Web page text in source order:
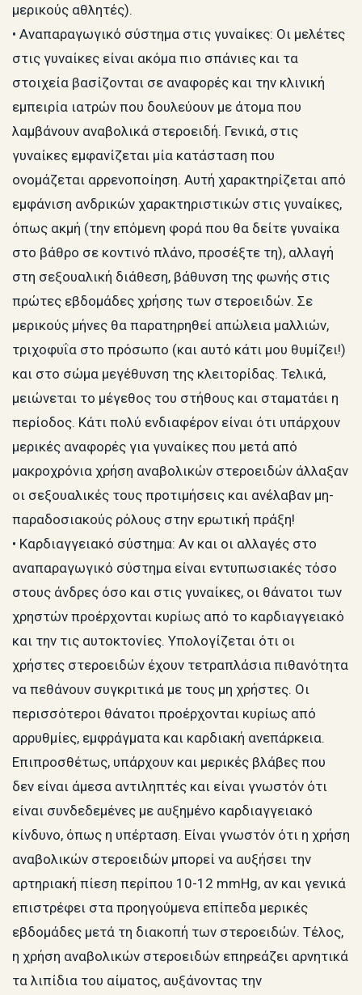
μερικούς αθλητές).
• Αναπαραγωγικό σύστημα στις γυναίκες: Οι μελέτες
στις γυναίκες είναι ακόμα πιο σπάνιες και τα
στοιχεία βασίζονται σε αναφορές και την κλινική
εμπειρία ιατρών που δουλεύουν με άτομα που
λαμβάνουν αναβολικά στεροειδή. Γενικά, στις
γυναίκες εμφανίζεται μία κατάσταση που
ονομάζεται αρρενοποίηση. Αυτή χαρακτηρίζεται από
εμφάνιση ανδρικών χαρακτηριστικών στις γυναίκες,
όπως ακμή (την επόμενη φορά που θα δείτε γυναίκα
στο βάθρο σε κοντινό πλάνο, προσέξτε τη), αλλαγή
στη σεξουαλική διάθεση, βάθυνση της φωνής στις
πρώτες εβδομάδες χρήσης των στεροειδών. Σε
μερικούς μήνες θα παρατηρηθεί απώλεια μαλλιών,
τριχοφυΐα στο πρόσωπο (και αυτό κάτι μου θυμίζει!)
και στο σώμα μεγέθυνση της κλειτορίδας. Τελικά,
μειώνεται το μέγεθος του στήθους και σταματάει η
περίοδος. Κάτι πολύ ενδιαφέρον είναι ότι υπάρχουν
μερικές αναφορές για γυναίκες που μετά από
μακροχρόνια χρήση αναβολικών στεροειδών άλλαξαν
οι σεξουαλικές τους προτιμήσεις και ανέλαβαν μη-
παραδοσιακούς ρόλους στην ερωτική πράξη!
• Καρδιαγγειακό σύστημα: Αν και οι αλλαγές στο
αναπαραγωγικό σύστημα είναι εντυπωσιακές τόσο
στους άνδρες όσο και στις γυναίκες, οι θάνατοι των
χρηστών προέρχονται κυρίως από το καρδιαγγειακό
και την τις αυτοκτονίες. Υπολογίζεται ότι οι
χρήστες στεροειδών έχουν τετραπλάσια πιθανότητα
να πεθάνουν συγκριτικά με τους μη χρήστες. Οι
περισσότεροι θάνατοι προέρχονται κυρίως από
αρρυθμίες, εμφράγματα και καρδιακή ανεπάρκεια.
Επιπροσθέτως, υπάρχουν και μερικές βλάβες που
δεν είναι άμεσα αντιληπτές και είναι γνωστόν ότι
είναι συνδεδεμένες με αυξημένο καρδιαγγειακό
κίνδυνο, όπως η υπέρταση. Είναι γνωστόν ότι η χρήση
αναβολικών στεροειδών μπορεί να αυξήσει την
αρτηριακή πίεση περίπου 10-12 mmHg, αν και γενικά
επιστρέφει στα προηγούμενα επίπεδα μερικές
εβδομάδες μετά τη διακοπή των στεροειδών. Τέλος,
η χρήση αναβολικών στεροειδών επηρεάζει αρνητικά
τα λιπίδια του αίματος, αυξάνοντας την